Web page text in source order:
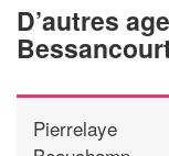
D’autres
Pierrelaye